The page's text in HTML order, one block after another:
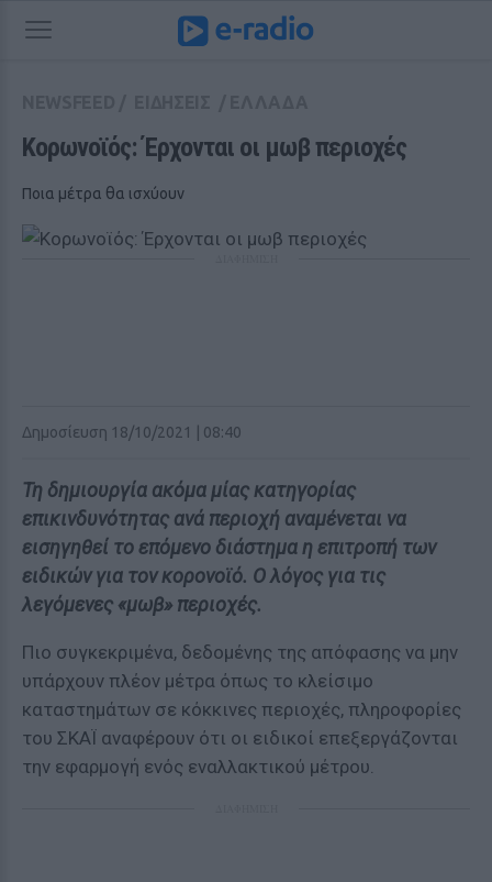
Κορωνοϊός: Έρχονται οι μωβ περιοχές
Ποια μέτρα θα ισχύουν
Δημοσίευση 18/10/2021 | 08:40
Τη δημιουργία ακόμα μίας κατηγορίας
επικινδυνότητας ανά περιοχή αναμένεται να
εισηγηθεί το επόμενο διάστημα η επιτροπή των
ειδικών για τον κορονοϊό. Ο λόγος για τις
λεγόμενες «μωβ» περιοχές.
Πιο συγκεκριμένα, δεδομένης της απόφασης να μην
υπάρχουν πλέον μέτρα όπως το κλείσιμο
καταστημάτων σε κόκκινες περιοχές, πληροφορίες
του ΣΚΑΪ αναφέρουν ότι οι ειδικοί επεξεργάζονται
την εφαρμογή ενός εναλλακτικού μέτρου.